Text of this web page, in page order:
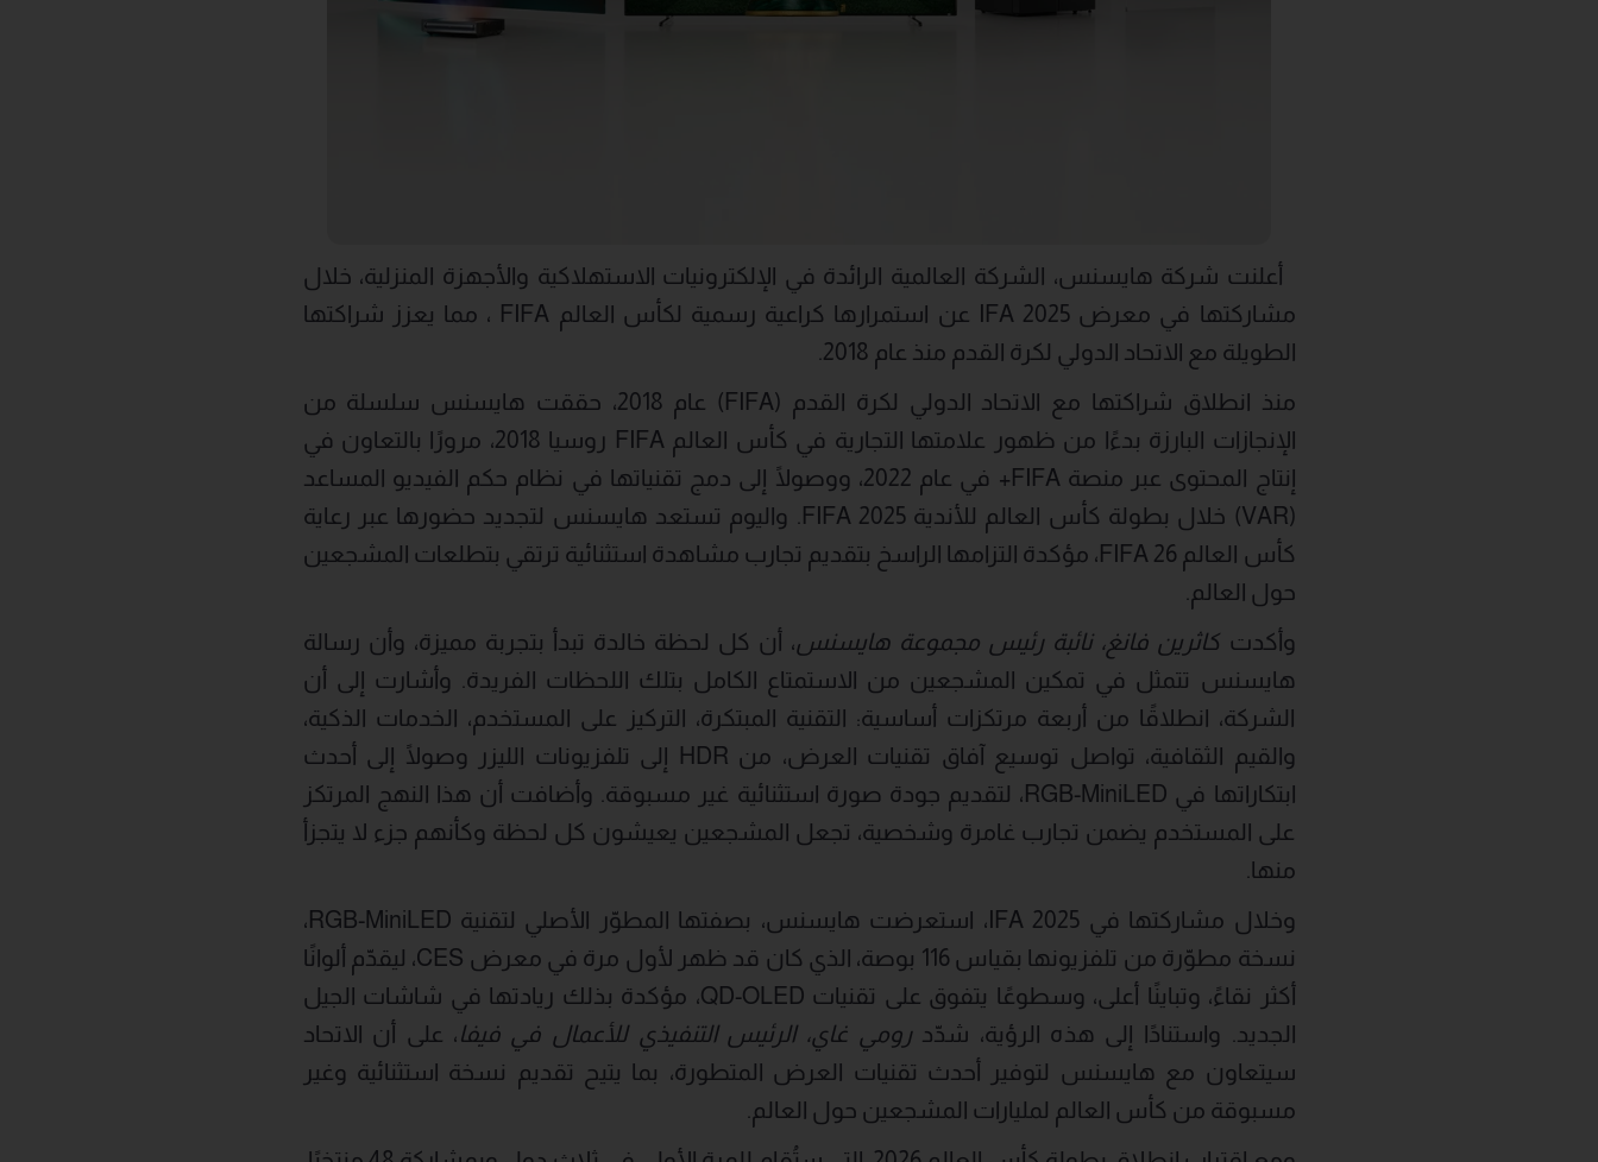
أعلنت شركة هايسنس، الشركة العالمية الرائدة في الإلكترونيات الاستهلاكية والأجهزة المنزلية، خلال
مشاركتها في معرض IFA 2025 عن استمرارها كراعية رسمية لكأس العالم FIFA ، مما يعزز شراكتها
الطويلة مع الاتحاد الدولي لكرة القدم منذ عام 2018.
منذ انطلاق شراكتها مع الاتحاد الدولي لكرة القدم (FIFA) عام 2018، حققت هايسنس سلسلة من
الإنجازات البارزة بدءًا من ظهور علامتها التجارية في كأس العالم FIFA روسيا 2018، مرورًا بالتعاون في
إنتاج المحتوى عبر منصة FIFA+ في عام 2022، ووصولًا إلى دمج تقنياتها في نظام حكم الفيديو المساعد
(VAR) خلال بطولة كأس العالم للأندية FIFA 2025. واليوم تستعد هايسنس لتجديد حضورها عبر رعاية
كأس العالم FIFA 26، مؤكدة التزامها الراسخ بتقديم تجارب مشاهدة استثنائية ترتقي بتطلعات المشجعين
حول العالم.
وأكدت كاثرين فانغ، نائبة رئيس مجموعة هايسنس، أن كل لحظة خالدة تبدأ بتجربة مميزة، وأن رسالة
هايسنس تتمثل في تمكين المشجعين من الاستمتاع الكامل بتلك اللحظات الفريدة. وأشارت إلى أن
الشركة، انطلاقًا من أربعة مرتكزات أساسية: التقنية المبتكرة، التركيز على المستخدم، الخدمات الذكية،
والقيم الثقافية، تواصل توسيع آفاق تقنيات العرض، من HDR إلى تلفزيونات الليزر وصولًا إلى أحدث
ابتكاراتها في RGB-MiniLED، لتقديم جودة صورة استثنائية غير مسبوقة. وأضافت أن هذا النهج المرتكز
على المستخدم يضمن تجارب غامرة وشخصية، تجعل المشجعين يعيشون كل لحظة وكأنهم جزء لا يتجزأ
منها.
وخلال مشاركتها في IFA 2025، استعرضت هايسنس، بصفتها المطوّر الأصلي لتقنية RGB-MiniLED،
نسخة مطوّرة من تلفزيونها بقياس 116 بوصة، الذي كان قد ظهر لأول مرة في معرض CES، ليقدّم ألوانًا
أكثر نقاءً، وتباينًا أعلى، وسطوعًا يتفوق على تقنيات QD-OLED، مؤكدة بذلك ريادتها في شاشات الجيل
الجديد. واستنادًا إلى هذه الرؤية، شدّدرومي غاي، الرئيس التنفيذي للأعمال في فيفا، على أن الاتحاد
سيتعاون مع هايسنس لتوفير أحدث تقنيات العرض المتطورة، بما يتيح تقديم نسخة استثنائية وغير
مسبوقة من كأس العالم لمليارات المشجعين حول العالم.